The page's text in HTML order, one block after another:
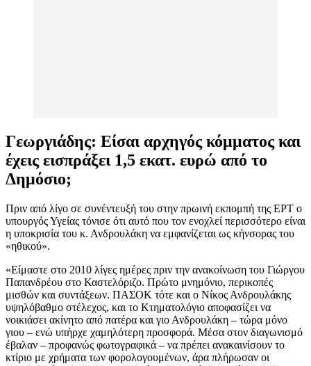
Γεωργιάδης: Είσαι αρχηγός κόμματος και
έχεις εισπράξει 1,5 εκατ. ευρώ από το
Δημόσιο;
Πριν από λίγο σε συνέντευξή του στην πρωινή εκπομπή της ΕΡΤ ο
υπουργός Υγείας τόνισε ότι αυτό που τον ενοχλεί περισσότερο είναι
η υποκρισία του κ. Ανδρουλάκη να εμφανίζεται ως κήνσορας του
«ηθικού».
«Είμαστε στο 2010 λίγες ημέρες πριν την ανακοίνωση του Γιώργου
Παπανδρέου στο Καστελόριζο. Πρώτο μνημόνιο, περικοπές
μισθών και συντάξεων. ΠΑΣΟΚ τότε και ο Νίκος Ανδρουλάκης
υψηλόβαθμο στέλεχος, και το Κτηματολόγιο αποφασίζει να
νοικιάσει ακίνητο από πατέρα και γιο Ανδρουλάκη – τώρα μόνο
γιου – ενώ υπήρχε χαμηλότερη προσφορά. Μέσα στον διαγωνισμό
έβαλαν – προφανώς φωτογραφικά – να πρέπει ανακαινίσουν το
κτίριο με χρήματα των φορολογουμένων, άρα πλήρωσαν οι